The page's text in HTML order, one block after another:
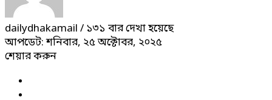
dailydhakamail / ১৩১ বার দেখা হয়েছে
আপডেট: শনিবার, ২৫ অক্টোবর, ২০২৫
শেয়ার করুন